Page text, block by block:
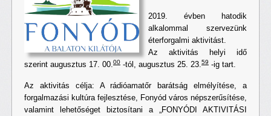
2019. évben hatodik
alkalommal szervezünk
éterforgalmi aktivitást.
Az aktivitás helyi idő
szerint augusztus 17. 00. 00 -tól, augusztus 25. 23. 59 -ig tart.
Az aktivitás célja: A rádióamatőr barátság elmélyítése, a
forgalmazási kultúra fejlesztése, Fonyód város népszerűsítése,
valamint lehetőséget biztosítani a „FONYÓDI AKTIVITÁSI